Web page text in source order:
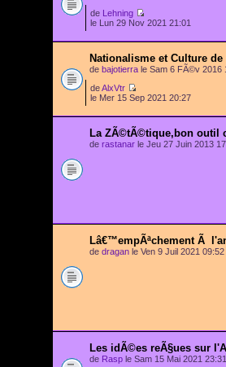
de Lehning
le Lun 29 Nov 2021 21:01
Nationalisme et Culture de
de bajotierra le Sam 6 FÃ©v 2016
deAlxVtr
le Mer 15 Sep 2021 20:27
La ZÃ©tÃ©tique,bon outil
de rastanar le Jeu 27 Juin 2013
Lâ€™empÃªchement Ã
de dragan le Ven 9 Juil 2021 09:52
Les idÃ©es reÃ§ues sur
de Rasp le Sam 15 Mai 2021 23:31